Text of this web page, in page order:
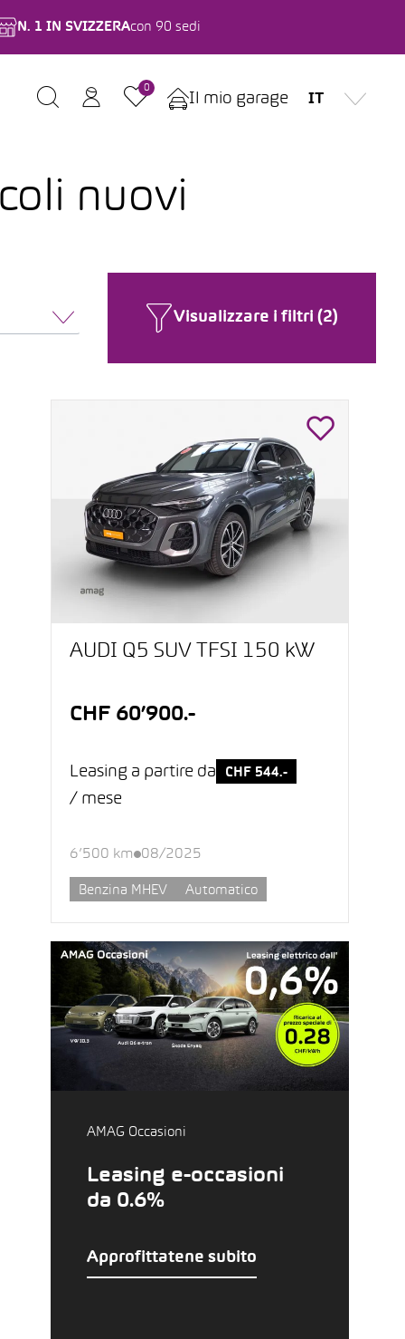
N. 1 IN SVIZZERAcon 90 sedi
0
Il mio garage IT
nuovi
Visualizzare i filtri (2)
AUDI Q5 SUV TFSI 150 kW
CHF 60’900.-
Leasing a partire da CHF 544.-
/ mese
6’500 km 08/2025
Benzina MHEV Automatico
AMAG Occasioni
Leasing e-occasioni
da 0.6%
Approfittatene subito